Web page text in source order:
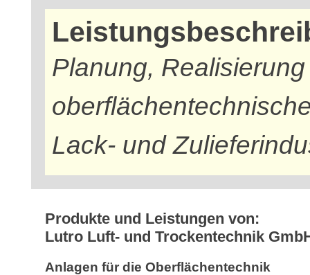
Planung,
Lack- und
Produkte und Leistungen von:
Lutro Luft- und Trockentechnik
Anlagen für die Oberflächentechnik